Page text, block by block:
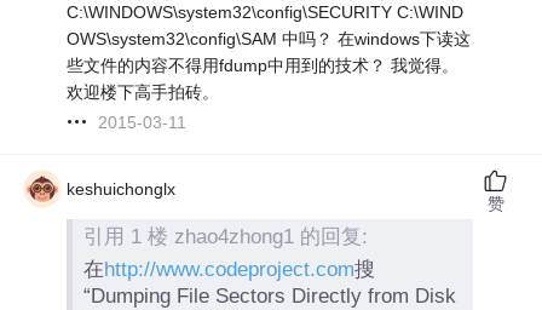
C:\WINDOWS\system32\config\SECURITY C:\WIND
OWS\system32\config\SAM 中吗？ 在windows下读这
些文件的内容不得用fdump中用到的技术？ 我觉得。
欢迎楼下高手拍砖。
2015-03-11
keshuichonglx
引用 1 楼 zhao4zhong1 的回复:
在http://www.codeproject.com搜
“Dumping File Sectors Directly from Disk
赞